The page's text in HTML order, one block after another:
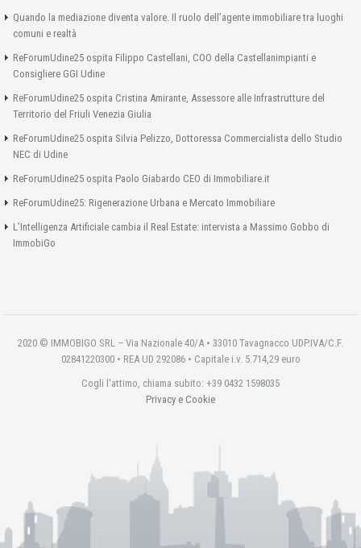
Quando la mediazione diventa valore. Il ruolo dell’agente immobiliare tra luoghi
comuni e realtà
ReForumUdine25 ospita Filippo Castellani, COO della Castellanimpianti e
Consigliere GGI Udine
ReForumUdine25 ospita Cristina Amirante, Assessore alle Infrastrutture del
Territorio del Friuli Venezia Giulia
ReForumUdine25 ospita Silvia Pelizzo, Dottoressa Commercialista dello Studio
NEC di Udine
ReForumUdine25 ospita Paolo Giabardo CEO di Immobiliare.it
ReForumUdine25: Rigenerazione Urbana e Mercato Immobiliare
L’Intelligenza Artificiale cambia il Real Estate: intervista a Massimo Gobbo di
ImmobiGo
2020 © IMMOBIGO SRL – Via Nazionale 40/A • 33010 Tavagnacco UDP.IVA/C.F.
02841220300 • REA UD 292086 • Capitale i.v. 5.714,29 euro
Cogli l'attimo, chiama subito: +39 0432 1598035
Privacy e Cookie